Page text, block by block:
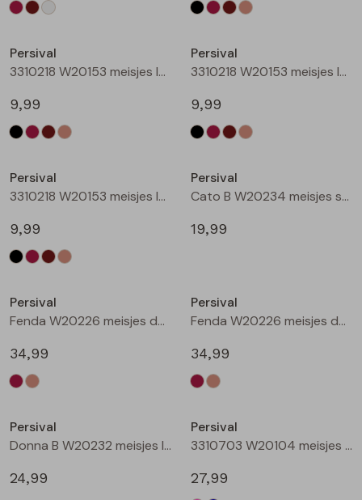
Persival
3310218 W20153 meisjes legging Wijnrood
9,99
Persival
3310218 W20153 meisjes legging Bruin donker
9,99
Persival
3310218 W20153 meisjes legging Taupe
9,99
Persival
Cato B W20234 meisjes sweatshirt Wijnrood
19,99
Persival
Fenda W20226 meisjes denim jack Wijnrood
34,99
Persival
Fenda W20226 meisjes denim jack Zand
34,99
Persival
Donna B W20232 meisjes lange broek Wijnrood
24,99
Persival
3310703 W20104 meisjes Jurk Cerise
27,99